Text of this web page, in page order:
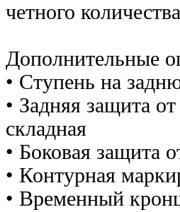
четного
Дополнительные
• Ступень на
• Задняя защита от
• Боковая защита
• Контурная
• Временный